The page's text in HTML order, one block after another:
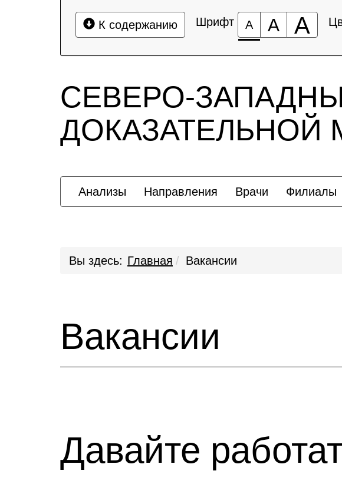
К содержанию Шрифт А А А
СЕВЕРО-
ДОКАЗАТЕЛЬНОЙ
Анализы Направления Врачи Филиалы
Вы здесь: Главная Вакансии
Вакансии
Давайте